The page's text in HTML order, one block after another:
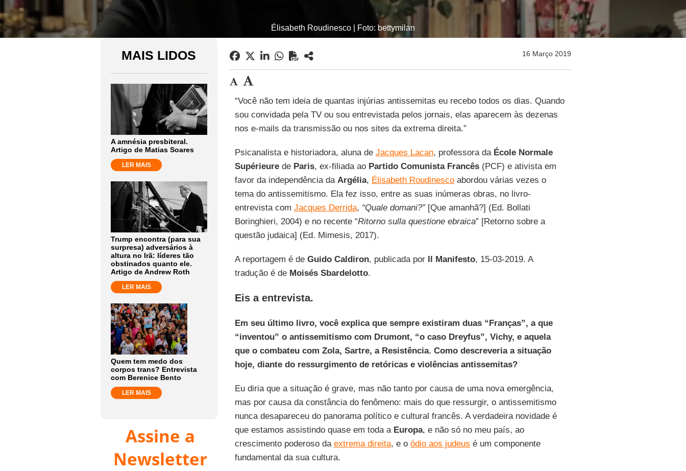
Élisabeth Roudinesco | Foto: bettymilan
MAIS LIDOS
A amnésia presbiteral.
Artigo de Matias Soares
LER MAIS
Trump encontra (para sua
surpresa) adversários à
altura no Irã: líderes tão
obstinados quanto ele.
Artigo de Andrew Roth
LER MAIS
Quem tem medo dos
corpos trans? Entrevista
com Berenice Bento
LER MAIS
Assine a
Newsletter
16 Março 2019
“Você não tem ideia de quantas injúrias antissemitas eu recebo todos os dias. Quando
sou convidada pela TV ou sou entrevistada pelos jornais, elas aparecem às dezenas
nos e-mails da transmissão ou nos sites da extrema direita.”
Psicanalista e historiadora, aluna de Jacques Lacan, professora da École Normale
Supérieurede Paris, ex-filiada ao Partido Comunista Francês(PCF) e ativista em
favor da independência da Argélia, Élisabeth Roudinescoabordou várias vezes o
tema do antissemitismo. Ela fez isso, entre as suas inúmeras obras, no livro-
entrevista com Jacques Derrida, “Quale domani?”[Que amanhã?] (Ed. Bollati
Boringhieri, 2004) e no recente “Ritorno sulla questione ebraica” [Retorno sobre a
questão judaica] (Ed. Mimesis, 2017).
A reportagem é de Guido Caldiron, publicada por Il Manifesto, 15-03-2019. A
tradução é de Moisés Sbardelotto.
Eis a entrevista.
Em seu último livro, você explica que sempre existiram duas “Franças”, a que
“inventou” o antissemitismo com Drumont, “o caso Dreyfus”, Vichy, e aquela
que o combateu com Zola, Sartre, a Resistência. Como descreveria a situação
hoje, diante do ressurgimento de retóricas e violências antissemitas?
Eu diria que a situação é grave, mas não tanto por causa de uma nova emergência,
mas por causa da constância do fenômeno: mais do que ressurgir, o antissemitismo
nunca desapareceu do panorama político e cultural francês. A verdadeira novidade é
que estamos assistindo quase em toda a Europa, e não só no meu país, ao
crescimento poderoso da extrema direita, e o ódio aos judeus é um componente
fundamental da sua cultura.